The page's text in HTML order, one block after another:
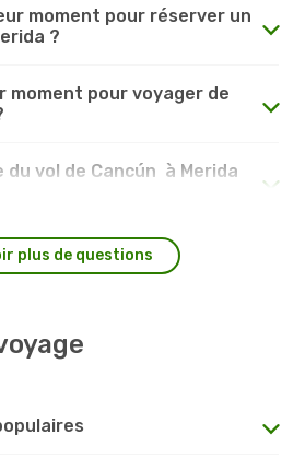
moment pour réserver un
?
moment pour voyager de
du vol de Cancún à Merida
plus de questions